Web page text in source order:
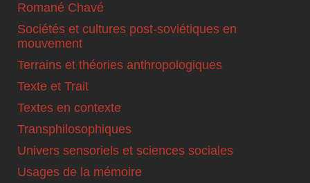
Romané Chavé
Sociétés et cultures post-soviétiques en
mouvement
Terrains et théories anthropologiques
Texte et Trait
Textes en contexte
Transphilosophiques
Univers sensoriels et sciences sociales
Usages de la mémoire